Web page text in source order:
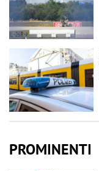
PROMINENTI